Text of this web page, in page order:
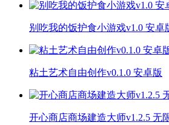
别吃我的饭护食小游戏v1.0 安卓
粘土艺术自由创作v0.1.0 安卓版
开心商店商场建造大师v1.2.5 无